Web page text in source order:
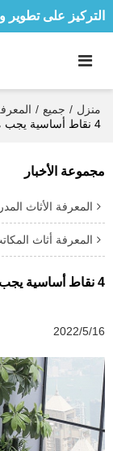
التركيز على تطوير
منزل / جميع /
4 نقاط أساسية يجب مراعاتها عند اختيار كرسي مكتب
مجموعة الأخبار
المعرفة الأثاث
المعرفة أثاث
4 نقاط أساسية يجب مراعاتها عند اختيار كرسي مكتب
2022/5/16